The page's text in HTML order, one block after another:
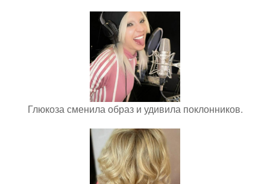
Глюкоза сменила образ и удивила поклонников.